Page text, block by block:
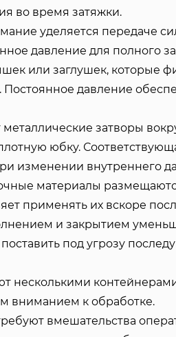
во время затяжки.
уделяется передаче
давление для полного
или заглушек, которые
давление
затворы
юбку.
изменении внутреннего
материалы
применять их вскоре
и закрытием
под угрозу
несколькими
вниманием к обработке.
вмешательства